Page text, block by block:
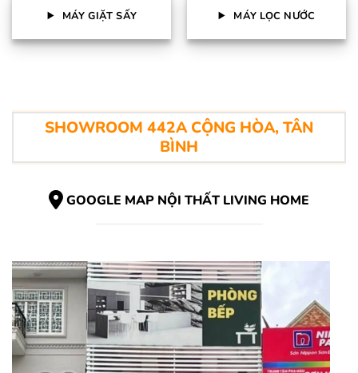
MÁY GIẶT SẤY MÁY LỌC NƯỚC
SHOWROOM 442A CỘNG HÒA, TÂN
BÌNH
GOOGLE MAP NỘI THẤT LIVING HOME